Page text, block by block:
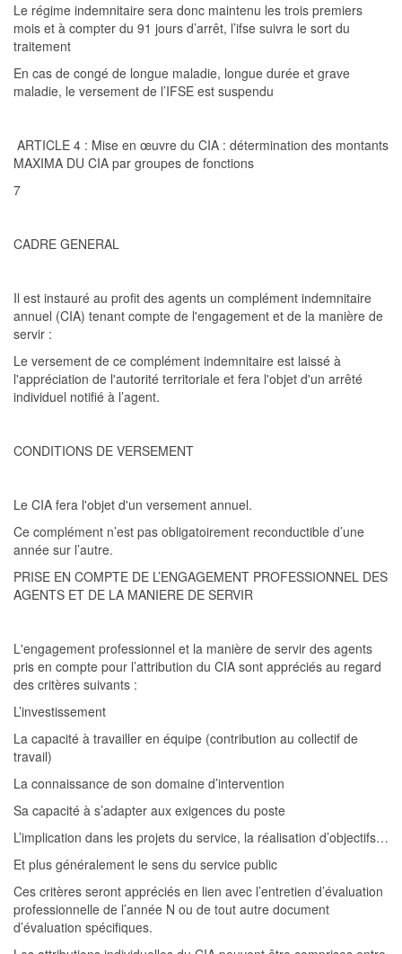
Le régime indemnitaire sera donc maintenu les trois premiers
mois et à compter du 91 jours d’arrêt, l’ifse suivra le sort du
traitement
En cas de congé de longue maladie, longue durée et grave
maladie, le versement de l’IFSE est suspendu
ARTICLE 4 : Mise en œuvre du CIA : détermination des montants
MAXIMA DU CIA par groupes de fonctions
7
CADRE GENERAL
Il est instauré au profit des agents un complément indemnitaire
annuel (CIA) tenant compte de l'engagement et de la manière de
servir :
Le versement de ce complément indemnitaire est laissé à
l'appréciation de l'autorité territoriale et fera l'objet d'un arrêté
individuel notifié à l’agent.
CONDITIONS DE VERSEMENT
Le CIA fera l'objet d'un versement annuel.
Ce complément n’est pas obligatoirement reconductible d’une
année sur l’autre.
PRISE EN COMPTE DE L’ENGAGEMENT PROFESSIONNEL DES
AGENTS ET DE LA MANIERE DE SERVIR
L'engagement professionnel et la manière de servir des agents
pris en compte pour l’attribution du CIA sont appréciés au regard
des critères suivants :
L’investissement
La capacité à travailler en équipe (contribution au collectif de
travail)
La connaissance de son domaine d’intervention
Sa capacité à s’adapter aux exigences du poste
L’implication dans les projets du service, la réalisation d’objectifs…
Et plus généralement le sens du service public
Ces critères seront appréciés en lien avec l’entretien d’évaluation
professionnelle de l’année N ou de tout autre document
d’évaluation spécifiques.